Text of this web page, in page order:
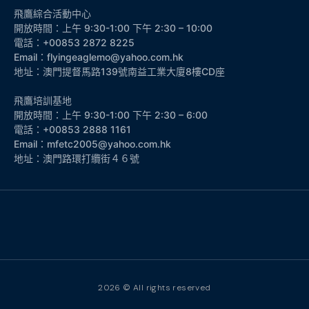
飛鷹綜合活動中心
開放時間：上午 9:30-1:00 下午 2:30 – 10:00
電話：+00853 2872 8225
Email：flyingeaglemo@yahoo.com.hk
地址：澳門提督馬路139號南益工業大廈8樓CD座
飛鷹培訓基地
開放時間：上午 9:30-1:00 下午 2:30 – 6:00
電話：+00853 2888 1161
Email：mfetc2005@yahoo.com.hk
地址：澳門路環打纜街４６號
2026 © All rights reserved